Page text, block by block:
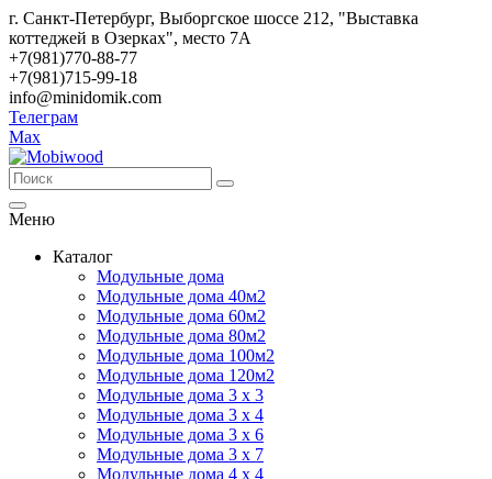
г. Санкт-Петербург, Выборгское шоссе 212, "Выставка
коттеджей в Озерках", место 7А
+7(981)770-88-77
+7(981)715-99-18
info@minidomik.com
Телеграм
Max
Меню
Каталог
Модульные дома
Модульные дома 40м2
Модульные дома 60м2
Модульные дома 80м2
Модульные дома 100м2
Модульные дома 120м2
Модульные дома 3 х 3
Модульные дома 3 х 4
Модульные дома 3 х 6
Модульные дома 3 х 7
Модульные дома 4 х 4